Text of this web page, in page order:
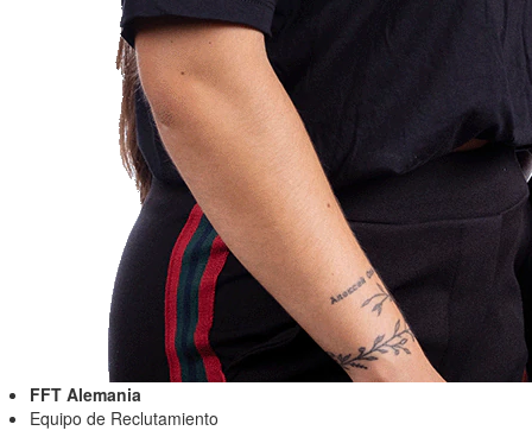
FFT Alemania
Equipo de Reclutamiento